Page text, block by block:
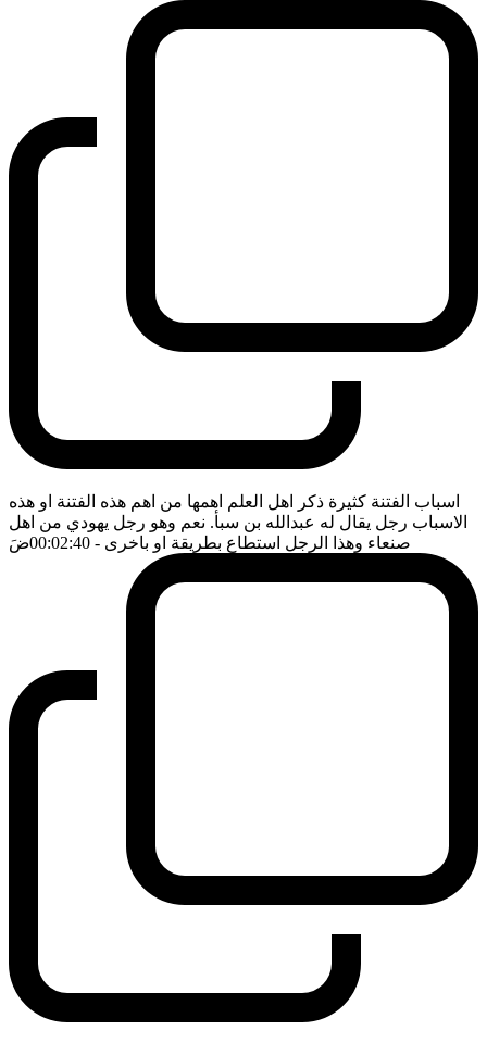
اسباب الفتنة كثيرة ذكر اهل العلم اهمها من اهم هذه الفتنة او هذه
الاسباب رجل يقال له عبدالله بن سبأ. نعم وهو رجل يهودي من اهل
صنعاء وهذا الرجل استطاع بطريقة او باخرى - 00:02:40 ضَ